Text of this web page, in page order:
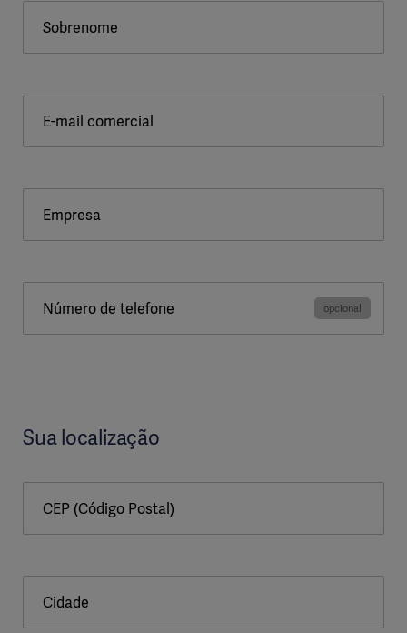
Sobrenome
E-mail comercial
Empresa
Número de telefone
Sua localização
CEP (Código Postal)
Cidade